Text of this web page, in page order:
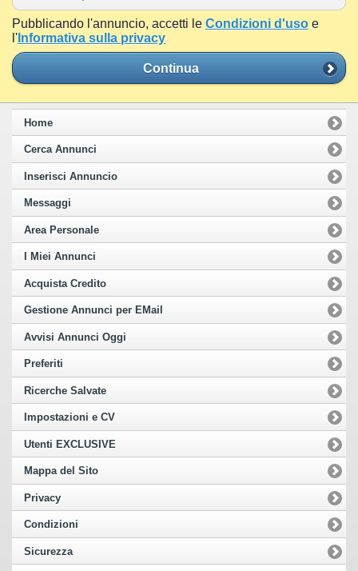
Pubblicando l'annuncio, accetti le Condizioni d'uso e
l' Informativa sulla privacy
Continua
Home
Cerca Annunci
Inserisci Annuncio
Messaggi
Area Personale
I Miei Annunci
Acquista Credito
Gestione Annunci per EMail
Avvisi Annunci Oggi
Preferiti
Ricerche Salvate
Impostazioni e CV
Utenti EXCLUSIVE
Mappa del Sito
Privacy
Condizioni
Sicurezza